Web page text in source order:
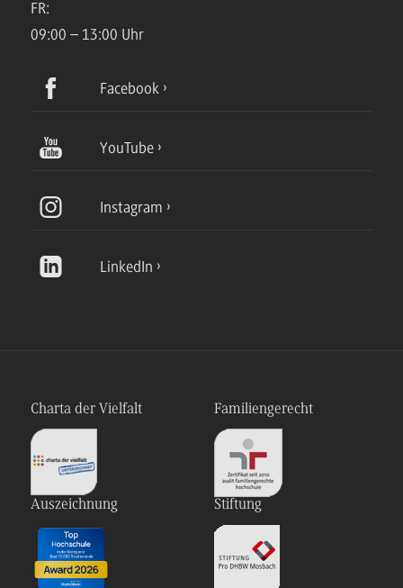
FR:
09:00 – 13:00 Uhr
Facebook
YouTube
Instagram
LinkedIn
Charta der Vielfalt Familiengerecht
Auszeichnung Stiftung